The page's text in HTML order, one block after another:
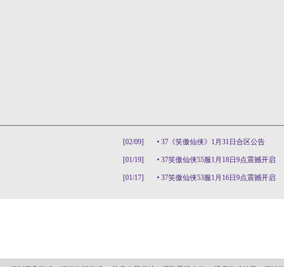
[02/09] • 37《笑傲仙侠》1月31日合区公告
[01/19] • 37笑傲仙侠55服1月18日9点震撼开启
[01/17] • 37笑傲仙侠53服1月16日9点震撼开启